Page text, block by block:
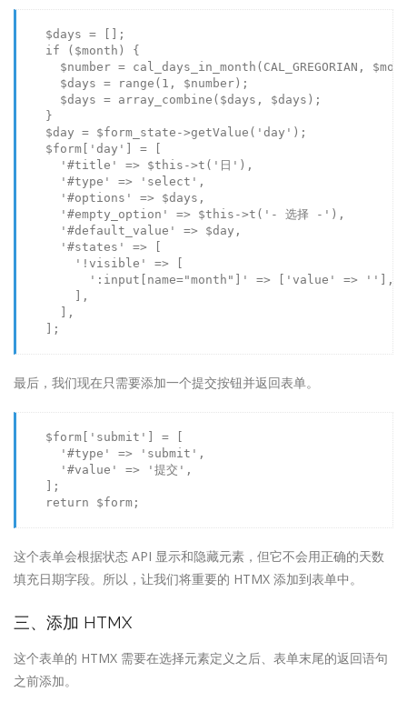
$days = [];
if ( $month ) {
$number = cal_days_in_month (CAL_GREGORIAN,
$days = range ( 1 , $number );
$days = array_combine ( $days , $days );
    }
$day = $form_state ->getValue ( 'day' );
$form
'day'
] = [
'#title'
=> $this ->t ( '日' ),
'#type'
=> 'select' ,
'#options'
=> $days ,
'#empty_option'
=> $this ->t ( '- 选择 -' ),
'#default_value'
=> $day ,
'#states'
=> [
'!visible'
=> [
':input[name="month"]'
=> [ 'value' => ''
],
        ],
      ],
    ];
最后，我们现在只需要添加一个提交按钮并返回表单。
$form 'submit'
] = [
'#type'
=> 'submit' ,
'#value'
=> '提交' ,
    ];
return
$form ;
这个表单会根据状态 API 显示和隐藏元素，但它不会用正确的天数
填充日期字段。所以，让我们将重要的 HTMX 添加到表单中。
三、添加 HTMX
这个表单的 HTMX 需要在选择元素定义之后、表单末尾的返回语句
之前添加。